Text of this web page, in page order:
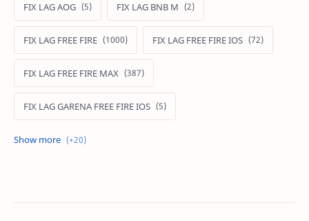
FIX LAG AOG FIX LAG BNB M
FIX LAG FREE FIRE FIX LAG FREE FIRE IOS
FIX LAG FREE FIRE MAX
FIX LAG GARENA FREE FIRE IOS
FIX LAG LIÊN QUÂN MOBILE
MOD APK FREE FIRE MOD DATA FREE FIRE